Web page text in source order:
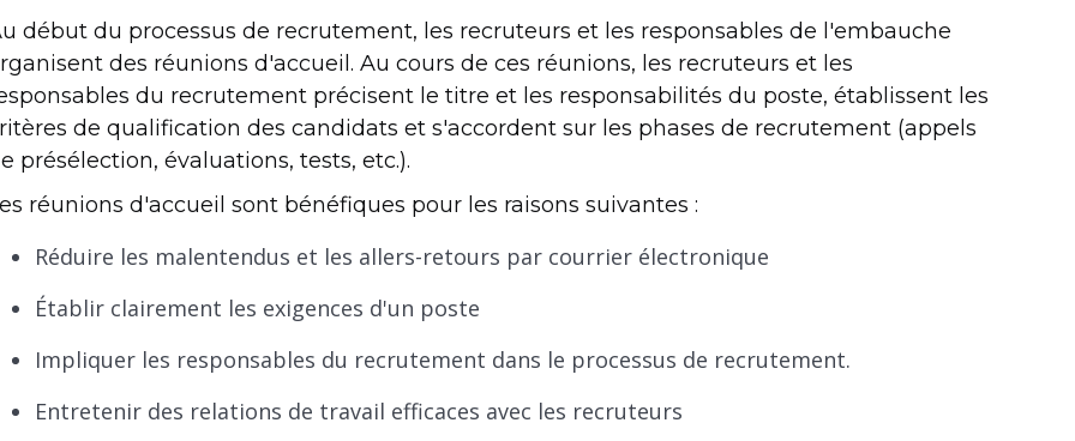
début du processus de recrutement, les recruteurs et les responsables de l'embauche
des réunions d'accueil. Au cours de ces réunions, les recruteurs et les
du recrutement précisent le titre et les responsabilités du poste, établissent les
de qualification des candidats et s'accordent sur les phases de recrutement (appels
présélection, évaluations, tests, etc.).
réunions d'accueil sont bénéfiques pour les raisons suivantes :
Réduire les malentendus et les allers-retours par courrier électronique
Établir clairement les exigences d'un poste
Impliquer les responsables du recrutement dans le processus de recrutement.
Entretenir des relations de travail efficaces avec les recruteurs